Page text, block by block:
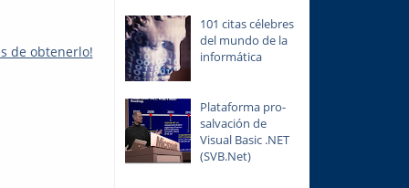
de obtenerlo!
101 citas célebres
del mundo de la
informática
Plataforma pro-
salvación de
Visual Basic .NET
(SVB.Net)